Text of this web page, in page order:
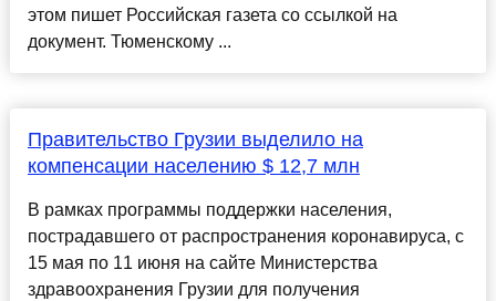
этом пишет Российская газета со ссылкой на
документ. Тюменскому ...
Правительство Грузии выделило на
компенсации населению $ 12,7 млн
В рамках программы поддержки населения,
пострадавшего от распространения коронавируса, с
15 мая по 11 июня на сайте Министерства
здравоохранения Грузии для получения